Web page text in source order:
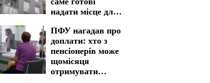
надати місце для
ПФУ нагадав про
доплати: хто з
пенсіонерів може
щомісяця
отримувати